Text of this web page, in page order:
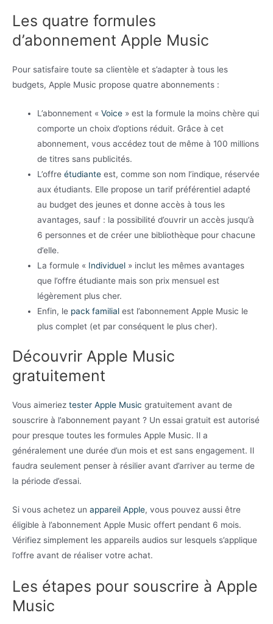
Les quatre formules
d’abonnement Apple Music
Pour satisfaire toute sa clientèle et s’adapter à tous les
budgets, Apple Music propose quatre abonnements :
L’abonnement «Voice » est la formule la moins chère qui
comporte un choix d’options réduit. Grâce à cet
abonnement, vous accédez tout de même à 100 millions
de titres sans publicités.
L’offreétudiante est, comme son nom l’indique, réservée
aux étudiants. Elle propose un tarif préférentiel adapté
au budget des jeunes et donne accès à tous les
avantages, sauf : la possibilité d’ouvrir un accès jusqu’à
6 personnes et de créer une bibliothèque pour chacune
d’elle.
La formule « Individuel » inclut les mêmes avantages
que l’offre étudiante mais son prix mensuel est
légèrement plus cher.
Enfin, le pack familialest l’abonnement Apple Music le
plus complet (et par conséquent le plus cher).
Découvrir Apple Music
gratuitement
Vous aimeriez tester Apple Music gratuitement avant de
souscrire à l’abonnement payant ? Un essai gratuit est autorisé
pour presque toutes les formules Apple Music. Il a
généralement une durée d’un mois et est sans engagement. Il
faudra seulement penser à résilier avant d’arriver au terme de
la période d’essai.
Si vous achetez un appareil Apple, vous pouvez aussi être
éligible à l’abonnement Apple Music offert pendant 6 mois.
Vérifiez simplement les appareils audios sur lesquels s’applique
l’offre avant de réaliser votre achat.
Les étapes pour souscrire à Apple
Music